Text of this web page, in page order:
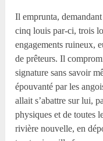
Il emprunta,
cinq louis par-ci, trois
engagements ruineux,
de prêteurs. Il
signature sans savoir
épouvanté par les
allait s’abattre sur lui,
physiques et de toutes
rivière nouvelle, en